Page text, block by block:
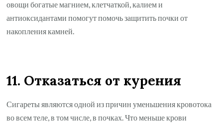
овощи богатые магнием, клетчаткой, калием и
антиоксидантами помогут помочь защитить почки от
накопления камней.
11. Отказаться от курения
Сигареты являются одной из причин уменьшения кровотока
во всем теле, в том числе, в почках. Что меньше крови